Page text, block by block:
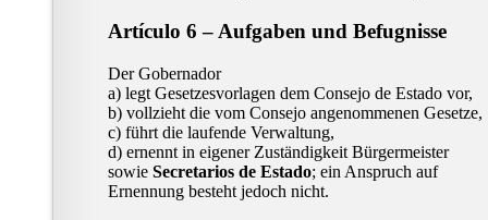
Artículo 6 – Aufgaben und Befugnisse
Der Gobernador
a) legt Gesetzesvorlagen dem Consejo de Estado vor,
b) vollzieht die vom Consejo angenommenen Gesetze,
c) führt die laufende Verwaltung,
d) ernennt in eigener Zuständigkeit Bürgermeister
sowie Secretarios de Estado; ein Anspruch auf
Ernennung besteht jedoch nicht.